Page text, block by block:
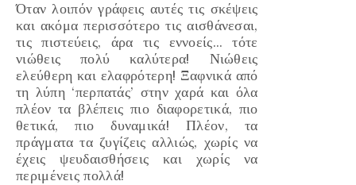
Όταν λοιπόν γράφεις αυτές τις σκέψεις
και ακόμα περισσότερο τις αισθάνεσαι,
τις πιστεύεις, άρα τις εννοείς… τότε
νιώθεις πολύ καλύτερα! Νιώθεις
ελεύθερη και ελαφρότερη! Ξαφνικά από
τη λύπη ‘περπατάς’ στην χαρά και όλα
πλέον τα βλέπεις πιο διαφορετικά, πιο
θετικά, πιο δυναμικά! Πλέον, τα
πράγματα τα ζυγίζεις αλλιώς, χωρίς να
έχεις ψευδαισθήσεις και χωρίς να
περιμένεις πολλά!